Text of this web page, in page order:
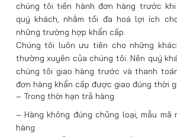
chúng tôi tiến hành đơn hàng trước
quý khách, nhằm tối đa hoá lợi ích
những trường hợp khẩn cấp.
Chúng tôi luôn ưu tiên cho những
thường xuyên của chúng tôi. Nên quý
chúng tôi giao hàng trước và thanh
đơn hàng khẩn cấp được giao đúng thời
– Trong thời hạn trả hàng.
– Hàng không đúng chủng loại, mẫu
hàng.